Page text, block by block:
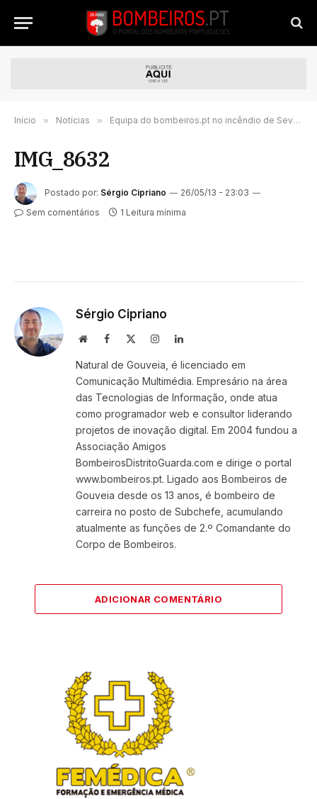
Início » Notícias » Equipa do bombeiros.pt no incêndio de Sever do Vouga
IMG_8632
Postado por: Sérgio Cipriano
26/05/13 - 23:03
Sem comentários
1 Leitura mínima
Sérgio Cipriano
WebsiteFacebook InstagramLinkedIn
Natural de Gouveia, é licenciado em
Comunicação Multimédia. Empresário na área
das Tecnologias de Informação, onde atua
como programador web e consultor liderando
projetos de inovação digital. Em 2004 fundou a
Associação Amigos
BombeirosDistritoGuarda.com e dirige o portal
www.bombeiros.pt. Ligado aos Bombeiros de
Gouveia desde os 13 anos, é bombeiro de
carreira no posto de Subchefe, acumulando
atualmente as funções de 2.º Comandante do
Corpo de Bombeiros.
ADICIONAR COMENTÁRIO